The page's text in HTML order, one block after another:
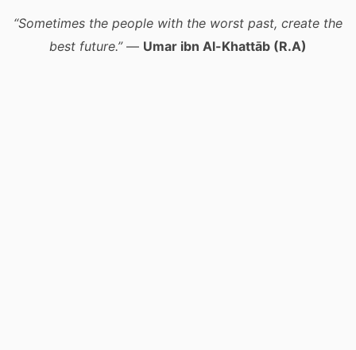
“Sometimes the people with the worst past, create the
best future.”— Umar ibn Al-Khattāb (R.A)